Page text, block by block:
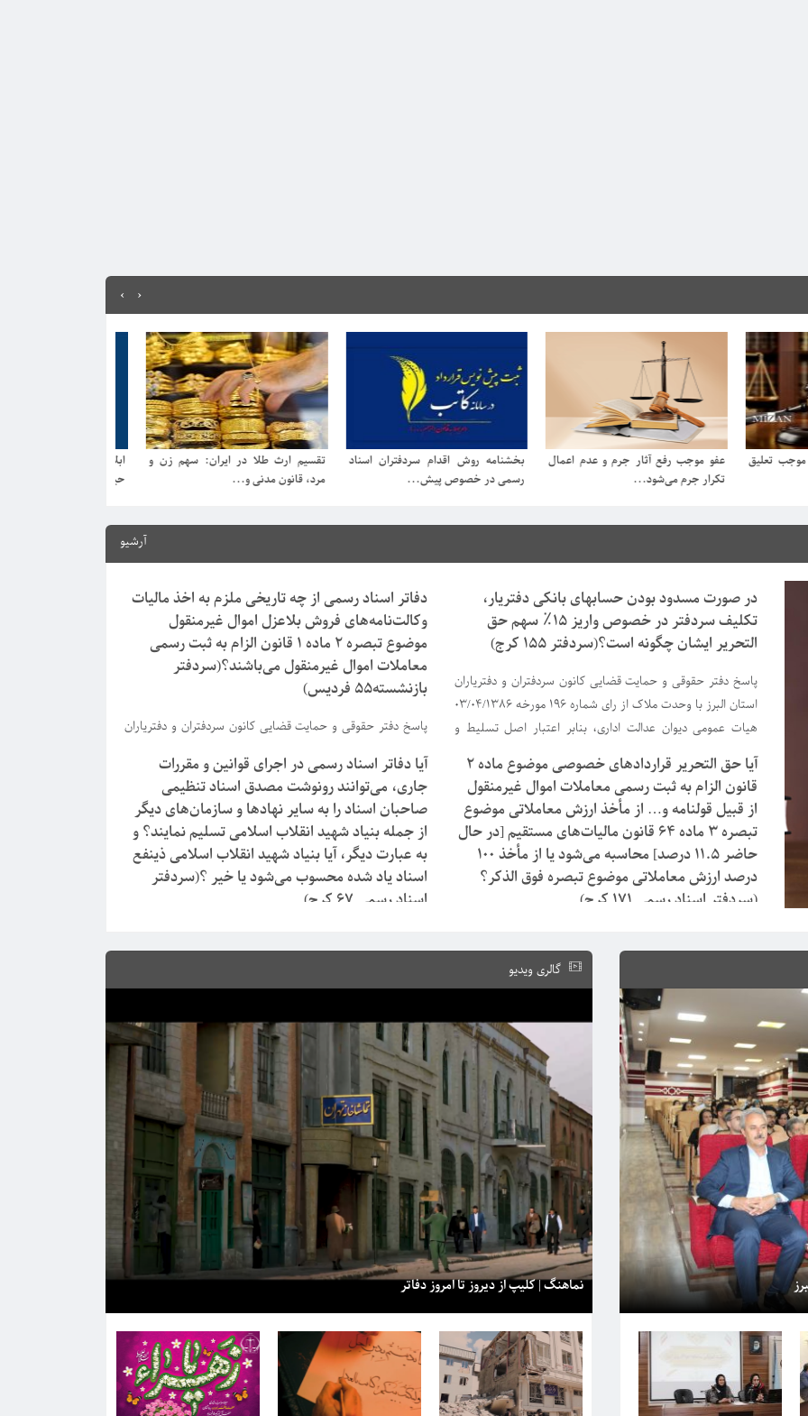
جرم و عدم اعمال
بخشنامه روش اقدام سردفتران اسناد
رسمی در خصوص پیش‌...
تقسیم ارث طلا در ایران: سهم زن و
مرد، قانون مدنی و...
ابلاغیه الکترونیکی ثنا چیست و چرا
حیاتی است؟...
‹
›
آرشیو
در صورت مسدود بودن حسابهای بانکی دفتریار،
تکلیف سردفتر در خصوص واریز ۱۵٪ سهم حق
التحریر ایشان چگونه است؟(سردفتر 155 کرج)
پاسخ دفتر حقوقی و حمایت قضایی کانون سردفتران و دفتریاران
استان البرز با وحدت ملاک از رای شماره ۱۹۶ مورخه 03/۰۴/1386
هیات عمومی دیوان عدالت اداری، بنابر اعتبار اصل تسلیط و
اصل حاکمیت اراده و آزادی قراردادها، دفتریار، متمکن از
برخورداری و نحوه وصول حق التحریر سهمی خود از سردفتر بوده
و صرف نظر از […]
دفاتر اسناد رسمی از چه تاریخی ملزم به اخذ مالیات
وکالت‌نامه‌های فروش بلاعزل اموال غیرمنقول
موضوع تبصره ۲ ماده ۱ قانون الزام به ثبت رسمی
معاملات اموال غیرمنقول می‌باشند؟(سردفتر
بازنشسته55 فردیس)
پاسخ دفتر حقوقی و حمایت قضایی کانون سردفتران و دفتریاران
قانون الزام به ثبت رسمی معاملات اموال غیرمنقول الزامات
مندرج در ماده ۱ قانون یاد شده صرفاً در خصوص اموال
غیرمنقولی که پس از لازم الاجرا شدن این قانون سند مالکیت حد
نگار […]
آیا حق التحریر قراردادهای خصوصی موضوع ماده ۲
قانون الزام به ثبت رسمی معاملات اموال غیرمنقول
از قبیل قولنامه و… از مأخذ ارزش معاملاتی موضوع
تبصره ۳ ماده ۶۴ قانون مالیات‌های مستقیم [در حال
حاضر ۱۱.۵ درصد] محاسبه می‌شود یا از مأخذ ۱۰۰
درصد ارزش معاملاتی موضوع تبصره فوق الذکر؟
(سردفتر اسناد رسمی 171 کرج)
قانون الزام به ثبت رسمی معاملات اموال غیر منقول مأخذ
محاسبه عوارض و سایر وجوه قانونی از قبیل حق الثبت و حق
مالیات‌های مستقیم و بر اساس ارزش معاملاتی املاک دانسته
است؛ لکن، […]
آیا دفاتر اسناد رسمی در اجرای قوانین و مقررات
جاری، می‌توانند رونوشت مصدق اسناد تنظیمی
صاحبان اسناد را به سایر نهادها و سازمان‌های دیگر
از جمله بنیاد شهید انقلاب اسلامی تسلیم نمایند؟ و
به عبارت دیگر، آیا بنیاد شهید انقلاب اسلامی ذینفع
اسناد یاد شده محسوب می‌شود یا خیر ؟(سردفتر
اسناد رسمی 67 کرج)
ماده ۵۴ آیین نامه اجرایی آن، ناظر به بند ۸ قسمت پ ماده ۶۵
رونوشت مصدق اسناد یا تصویر […]
گالری ویدیو
نماهنگ | کلیپ از دیروز تا امروز دفاتر